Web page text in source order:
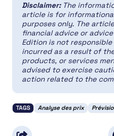
Disclaimer: The
article is for
purposes only. The
financial advice or
Edition is not
incurred as a result of
products, or services
advised to exercise
action related to the
TAGS Analyse des prix